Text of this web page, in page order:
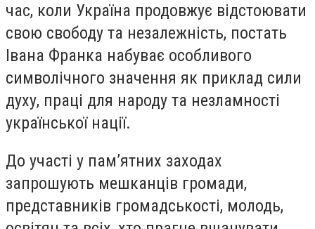
час, коли Україна продовжує відстоювати
свою свободу та незалежність, постать
Івана Франка набуває особливого
символічного значення як приклад сили
духу, праці для народу та незламності
української нації.
До участі у пам’ятних заходах
запрошують мешканців громади,
представників громадськості, молодь,